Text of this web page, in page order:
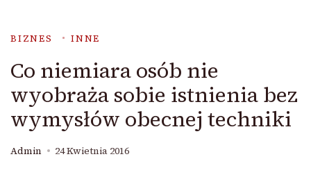
BIZNES INNE
Co niemiara osób nie
wyobraża sobie istnienia bez
wymysłów obecnej techniki
Admin 24 Kwietnia 2016